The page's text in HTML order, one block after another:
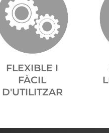
FLEXIBLE I
FÀCIL
D'UTILITZAR